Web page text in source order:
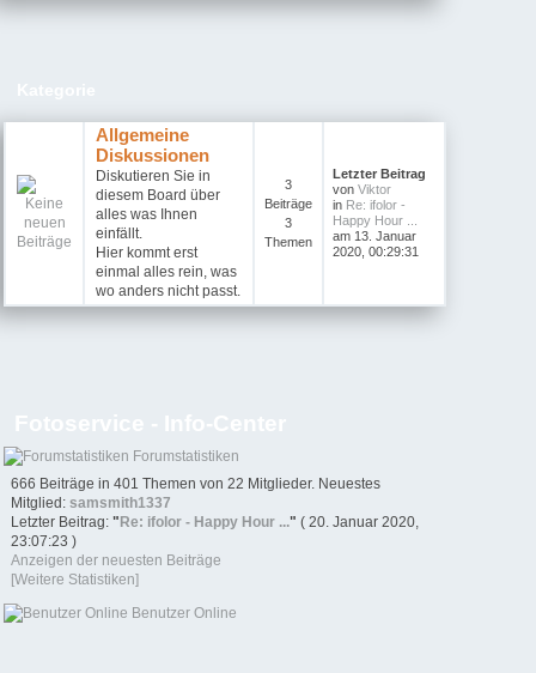
Allgemeine
Diskussionen
Diskutieren Sie in
diesem Board über
alles was Ihnen
einfällt.
Hier kommt erst
einmal alles rein, was
wo anders nicht passt.
3
Beiträge
3
Themen
Letzter Beitrag
vonViktor
in Re: ifolor -
Happy Hour ...
am 13. Januar
2020, 00:29:31
Forumstatistiken
666 Beiträge in 401 Themen von 22 Mitglieder. Neuestes
Mitglied:samsmith1337
Letzter Beitrag:"Re: ifolor - Happy Hour ..." ( 20. Januar 2020,
23:07:23 )
Anzeigen der neuesten Beiträge
[Weitere Statistiken]
Benutzer Online